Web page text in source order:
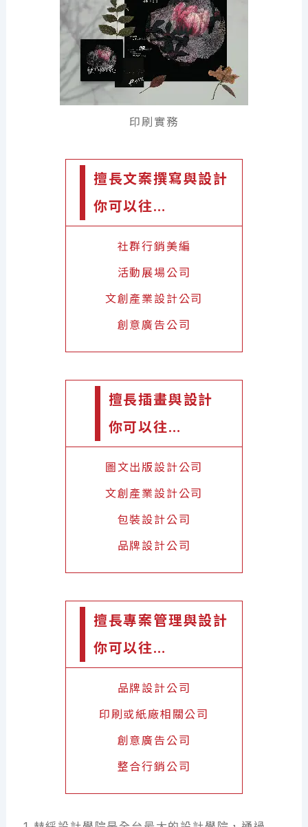
印刷實務
擅長文案撰寫與設計
你可以往…
社群行銷美編
活動展場公司
文創產業設計公司
創意廣告公司
擅長插畫與設計
你可以往…
圖文出版設計公司
文創產業設計公司
包裝設計公司
品牌設計公司
擅長專案管理與設計
你可以往…
品牌設計公司
印刷或紙廠相關公司
創意廣告公司
整合行銷公司